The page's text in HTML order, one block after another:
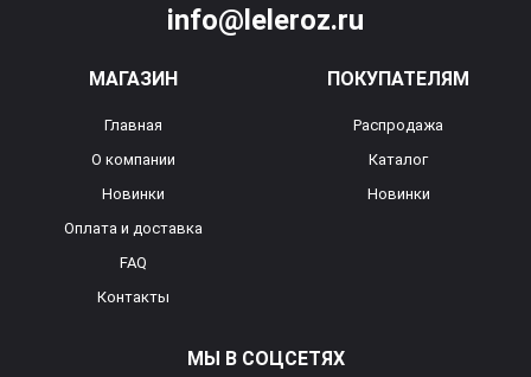
info@leleroz.ru
МАГАЗИН
Главная
О компании
Новинки
Оплата и доставка
FAQ
Контакты
ПОКУПАТЕЛЯМ
Распродажа
Каталог
Новинки
МЫ В СОЦСЕТЯХ